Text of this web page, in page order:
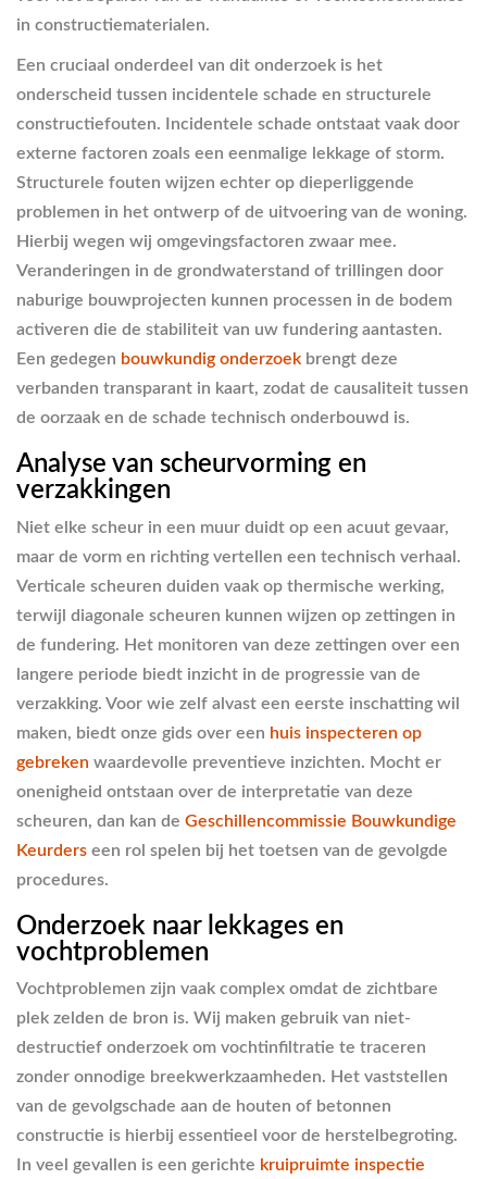
in constructiematerialen.
Een cruciaal onderdeel van dit onderzoek is het
onderscheid tussen incidentele schade en structurele
constructiefouten. Incidentele schade ontstaat vaak door
externe factoren zoals een eenmalige lekkage of storm.
Structurele fouten wijzen echter op dieperliggende
problemen in het ontwerp of de uitvoering van de woning.
Hierbij wegen wij omgevingsfactoren zwaar mee.
Veranderingen in de grondwaterstand of trillingen door
naburige bouwprojecten kunnen processen in de bodem
activeren die de stabiliteit van uw fundering aantasten.
Een gedegen bouwkundig onderzoek brengt deze
verbanden transparant in kaart, zodat de causaliteit tussen
de oorzaak en de schade technisch onderbouwd is.
Analyse van scheurvorming en
verzakkingen
Niet elke scheur in een muur duidt op een acuut gevaar,
maar de vorm en richting vertellen een technisch verhaal.
Verticale scheuren duiden vaak op thermische werking,
terwijl diagonale scheuren kunnen wijzen op zettingen in
de fundering. Het monitoren van deze zettingen over een
langere periode biedt inzicht in de progressie van de
verzakking. Voor wie zelf alvast een eerste inschatting wil
maken, biedt onze gids over een huis inspecteren op
gebreken waardevolle preventieve inzichten. Mocht er
onenigheid ontstaan over de interpretatie van deze
scheuren, dan kan de Geschillencommissie Bouwkundige
Keurders een rol spelen bij het toetsen van de gevolgde
procedures.
Onderzoek naar lekkages en
vochtproblemen
Vochtproblemen zijn vaak complex omdat de zichtbare
plek zelden de bron is. Wij maken gebruik van niet-
destructief onderzoek om vochtinfiltratie te traceren
zonder onnodige breekwerkzaamheden. Het vaststellen
van de gevolgschade aan de houten of betonnen
constructie is hierbij essentieel voor de herstelbegroting.
In veel gevallen is een gerichte kruipruimte inspectie